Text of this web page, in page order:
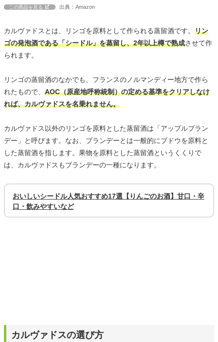
この商品を見る 出典：Amazon
カルヴァドスとは、リンゴを原料として作られる蒸留酒です。 リン
ゴの発泡酒である「シードル」を蒸留し、2年以上樽で熟成させて作
られます。
リンゴの蒸留酒のなかでも、フランスのノルマンディー地方で作ら
れたもので、 AOC（原産地呼称統制）の定める基準をクリアしなけ
れば、カルヴァドスを名乗れません。
カルヴァドス以外のリンゴを原料とした蒸留酒は「アップルブラン
デー」と呼びます。なお、ブランデーとは一般的にブドウを原料と
した蒸留酒を指します。果物を原料とした蒸留酒というくくりで
は、カルヴァドスもブランデーの一種になります。
おいしいシードル人気おすすめ17選【りんごのお酒】甘口・辛
口・飲みやすいなど
カルヴァドスの選び方